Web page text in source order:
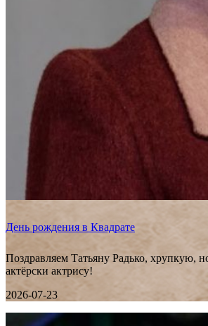
День рождения в Квадрате
Поздравляем Татьяну Радько, хрупкую,
актёрски актрису!
2026-07-23